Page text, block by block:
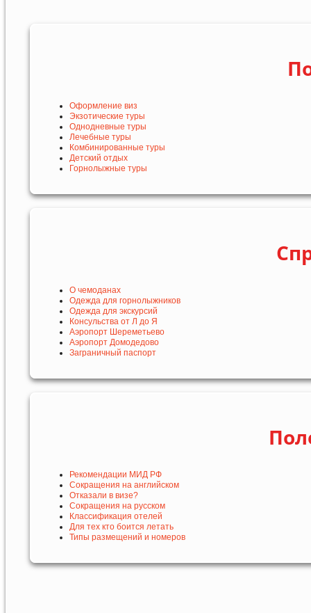
Оформление виз
Экзотические туры
Однодневные туры
Лечебные туры
Комбинированные туры
Детский отдых
Горнолыжные туры
О чемоданах
Одежда для горнолыжников
Одежда для экскурсий
Консульства от Л до Я
Аэропорт Шереметьево
Аэропорт Домодедово
Заграничный паспорт
Рекомендации МИД РФ
Сокращения на английском
Отказали в визе?
Сокращения на русском
Классификация отелей
Для тех кто боится летать
Типы размещений и номеров